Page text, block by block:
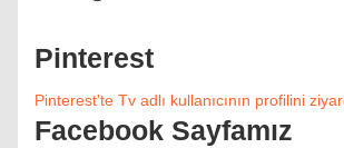
Pinterest
Pinterest'te Tv adlı kullanıcının profilini
Facebook Sayfamız